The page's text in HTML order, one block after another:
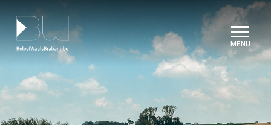
Cookies beheer paneel